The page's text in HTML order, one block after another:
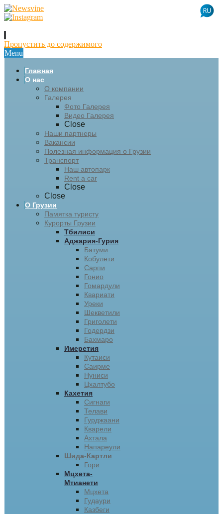
Пропустить до содержимого
Menu
Главная
О нас
О компании
Галерея
Фото Галерея
Видео Галерея
Close
Наши партнеры
Вакансии
Полезная информация о Грузии
Транспорт
Наш автопарк
Rent a car
Close
Close
О Грузии
Памятка туристу
Курорты Грузии
Тбилиси
Аджария-Гурия
Батуми
Кобулети
Сарпи
Гонио
Гомардули
Квариати
Уреки
Шекветили
Григолети
Годердзи
Бахмаро
Имеретия
Кутаиси
Саирме
Нуниси
Цхалтубо
Кахетия
Сигнаги
Телави
Гурджаани
Кварели
Ахтала
Напареули
Шида-Картли
Гори
Мцхета-
Мтианети
Мцхета
Гудаури
Казбеги